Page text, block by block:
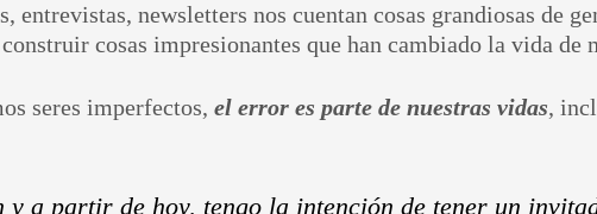
entrevistas, newsletters nos cuentan cosas grandiosas de
cosas impresionantes que han cambiado la vida de
seres imperfectos, el error es parte de nuestras vidas,
y a partir de hoy, tengo la intención de tener un